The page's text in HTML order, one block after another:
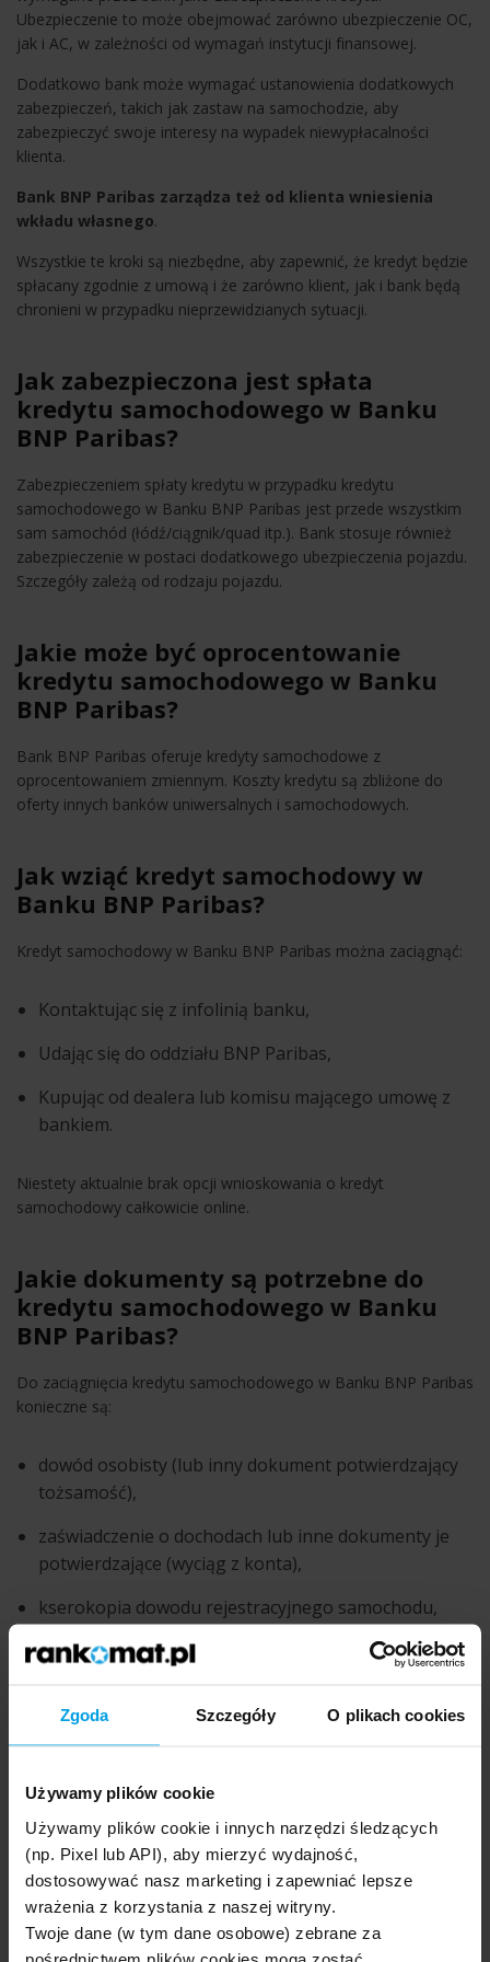
Zgoda Szczegóły O plikach cookies
Używamy plików cookie
Używamy plików cookie i innych narzędzi śledzących
(np. Pixel lub API), aby mierzyć wydajność,
dostosowywać nasz marketing i zapewniać lepsze
wrażenia z korzystania z naszej witryny.
Twoje dane (w tym dane osobowe) zebrane za
pośrednictwem plików cookies mogą zostać
Ubezpieczenie to może obejmować zarówno ubezpieczenie OC,
jak i AC, w zależności od wymagań instytucji finansowej.
Dodatkowo bank może wymagać ustanowienia dodatkowych
zabezpieczeń, takich jak zastaw na samochodzie, aby
zabezpieczyć swoje interesy na wypadek niewypłacalności
klienta.
Bank BNP Paribas zarządza też od klienta wniesienia
wkładu własnego.
Wszystkie te kroki są niezbędne, aby zapewnić, że kredyt będzie
spłacany zgodnie z umową i że zarówno klient, jak i bank będą
chronieni w przypadku nieprzewidzianych sytuacji.
Jak zabezpieczona jest spłata
kredytu samochodowego w Banku
BNP Paribas?
Zabezpieczeniem spłaty kredytu w przypadku kredytu
samochodowego w Banku BNP Paribas jest przede wszystkim
sam samochód (łódź/ciągnik/quad itp.). Bank stosuje również
zabezpieczenie w postaci dodatkowego ubezpieczenia pojazdu.
Szczegóły zależą od rodzaju pojazdu.
Jakie może być oprocentowanie
kredytu samochodowego w Banku
BNP Paribas?
Bank BNP Paribas oferuje kredyty samochodowe z
oprocentowaniem zmiennym. Koszty kredytu są zbliżone do
oferty innych banków uniwersalnych i samochodowych.
Jak wziąć kredyt samochodowy w
Banku BNP Paribas?
Kredyt samochodowy w Banku BNP Paribas można zaciągnąć:
Kontaktując się z infolinią banku,
Udając się do oddziału BNP Paribas,
Kupując od dealera lub komisu mającego umowę z
bankiem.
Niestety aktualnie brak opcji wnioskowania o kredyt
samochodowy całkowicie online.
Jakie dokumenty są potrzebne do
kredytu samochodowego w Banku
BNP Paribas?
Do zaciągnięcia kredytu samochodowego w Banku BNP Paribas
konieczne są:
dowód osobisty (lub inny dokument potwierdzający
tożsamość),
zaświadczenie o dochodach lub inne dokumenty je
potwierdzające (wyciąg z konta),
kserokopia dowodu rejestracyjnego samochodu,
zaświadczenie o braku wpisu pojazdu jako zastaw,
umowę kupna-sprzedaży).
Jakie są zalety i wady kredytu
samochodowego w Banku BNP
Paribas?
Kredyty samochodowe są bardzo szeroką, a jednocześnie nie
tak popularną jak kredyty gotówkowe grupą produktów. Często
w ofercie brakuje konkretów, a szczegóły trzeba sprawdzić na